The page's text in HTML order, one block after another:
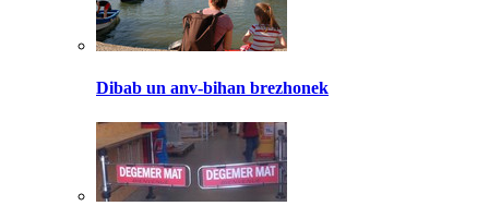
Dibab un anv-bihan brezhonek